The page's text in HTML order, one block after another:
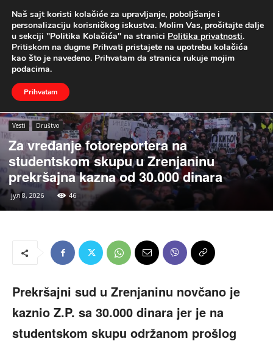
UŽIVO
Naslovna Vesti Društvo
Vesti Društvo
Za vređanje fotoreportera na
studentskom skupu u Zrenjaninu
prekršajna kazna od 30.000 dinara
јул 8, 2026 46
Prekršajni sud u Zrenjaninu novčano je
kaznio Z.P. sa 30.000 dinara jer je na
studentskom skupu održanom prošlog
Naš sajt koristi kolačiće za upravljanje, poboljšanje i
personalizaciju korisničkog iskustva. Molim Vas, pročitajte dalje
u sekciji "Politika Kolačića" na stranici Politika privatnosti.
Pritiskom na dugme Prihvati pristajete na upotrebu kolačića
kao što je navedeno. Prihvatam da stranica rukuje mojim
podacima.
Prihvatam